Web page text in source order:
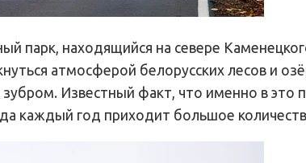
парк, находящийся на севере
атмосферой белорусских лесов и
Известный факт, что именно в это
каждый год приходит большое